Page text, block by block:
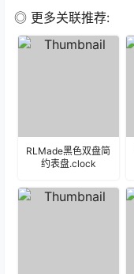
◎ 更多关联推荐:
RLMade黑色双盘简
约表盘.clock